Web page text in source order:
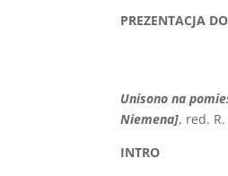
PREZENTACJA
Unisono na
Niemena], red.
INTRO